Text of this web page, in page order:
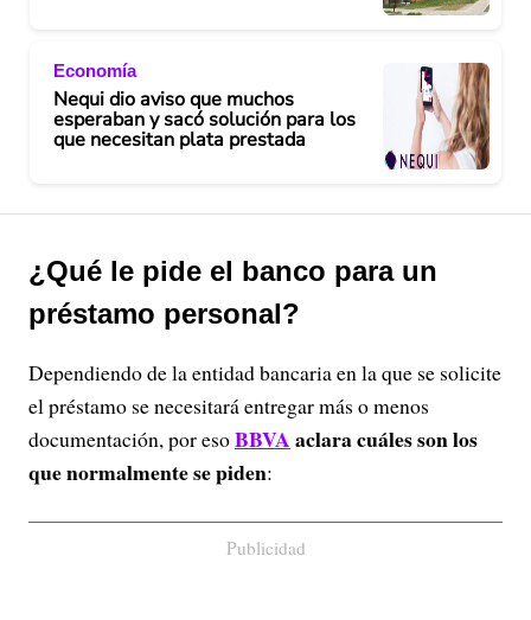
Economía
Nequi dio aviso que muchos
esperaban y sacó solución para los
que necesitan plata prestada
¿Qué le pide el banco para un
préstamo personal?
Dependiendo de la entidad bancaria en la que se solicite
el préstamo se necesitará entregar más o menos
documentación, por esoBBVAaclara cuáles son los
que normalmente se piden:
Publicidad